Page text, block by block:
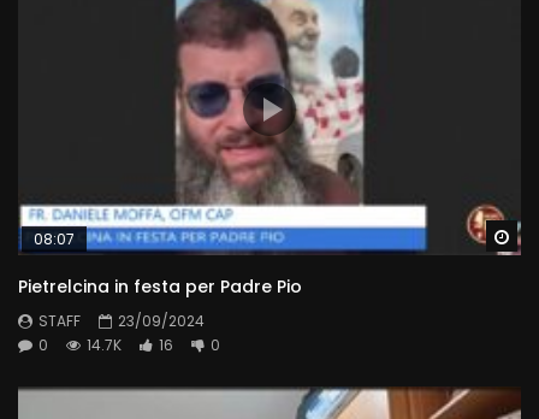
08:07
Pietrelcina in festa per Padre Pio
STAFF
23/09/2024
0
14.7K 16 0